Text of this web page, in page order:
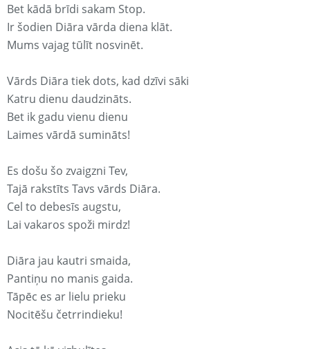
Bet kādā brīdi sakam Stop.
Ir šodien Diāra vārda diena klāt.
Mums vajag tūlīt nosvinēt.
Vārds Diāra tiek dots, kad dzīvi sāki
Katru dienu daudzināts.
Bet ik gadu vienu dienu
Laimes vārdā sumināts!
Es došu šo zvaigzni Tev,
Tajā rakstīts Tavs vārds Diāra.
Cel to debesīs augstu,
Lai vakaros spoži mirdz!
Diāra jau kautri smaida,
Pantiņu no manis gaida.
Tāpēc es ar lielu prieku
Nocitēšu četrrindieku!